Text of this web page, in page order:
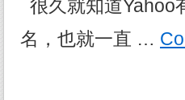
很久就知道Yahoo
名，也就一直 …